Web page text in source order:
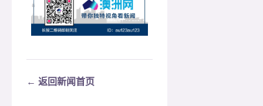
← 返回新闻首页